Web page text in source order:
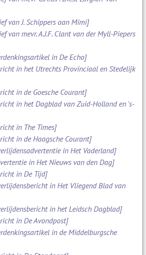
van J. Schippers aan Mimi]
van mevr. A.J.F. Clant van der Myll-Piepers
in De Echo]
in het Utrechts Provinciaal en Stedelijk
in de Goesche Courant]
in het Dagblad van Zuid-Holland en 's-
in The Times]
in de Haagsche Courant]
in Het Vaderland]
in Het Nieuws van den Dag]
in De Tijd]
in Het Vliegend Blad van
in het Leidsch Dagblad]
in De Avondpost]
in de Middelburgsche